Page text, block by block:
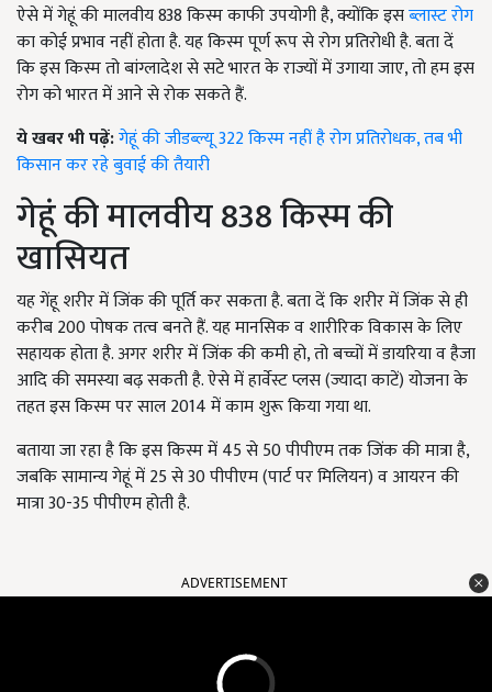
ऐसे में गेहूं की मालवीय 838 किस्म काफी उपयोगी है, क्योंकि इसब्लास्ट रोग
का कोई प्रभाव नहीं होता है. यह किस्म पूर्ण रूप से रोग प्रतिरोधी है. बता दें
कि इस किस्म तो बांग्लादेश से सटे भारत के राज्यों में उगाया जाए, तो हम इस
रोग को भारत में आने से रोक सकते हैं.
ये खबर भी पढ़ें:गेहूं की जीडब्ल्यू 322 किस्म नहीं है रोग प्रतिरोधक, तब भी
किसान कर रहे बुवाई की तैयारी
गेहूं की मालवीय 838 किस्म की
खासियत
यह गेंहू शरीर में जिंक की पूर्ति कर सकता है. बता दें कि शरीर में जिंक से ही
करीब 200 पोषक तत्व बनते हैं. यह मानसिक व शारीरिक विकास के लिए
सहायक होता है. अगर शरीर में जिंक की कमी हो, तो बच्चों में डायरिया व हैजा
आदि की समस्या बढ़ सकती है. ऐसे में हार्वेस्ट प्लस (ज्यादा काटें) योजना के
तहत इस किस्म पर साल 2014 में काम शुरू किया गया था.
बताया जा रहा है कि इस किस्म में 45 से 50 पीपीएम तक जिंक की मात्रा है,
जबकि सामान्य गेहूं में 25 से 30 पीपीएम (पार्ट पर मिलियन) व आयरन की
मात्रा 30-35 पीपीएम होती है.
ADVERTISEMENT